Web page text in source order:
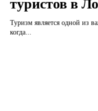
туристов в
Туризм является одной из
когда...